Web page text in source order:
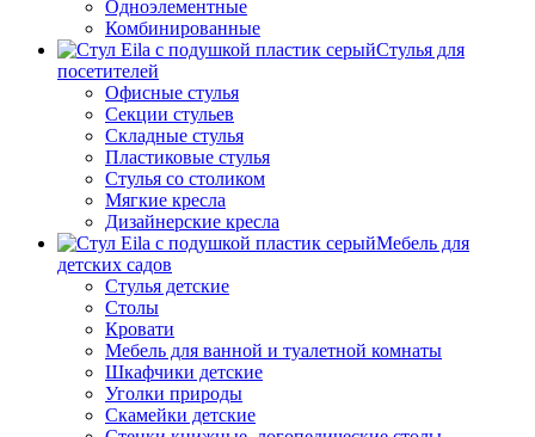
Одноэлементные
Комбинированные
Стулья для
посетителей
Офисные стулья
Секции стульев
Складные стулья
Пластиковые стулья
Стулья со столиком
Мягкие кресла
Дизайнерские кресла
Мебель для
детских садов
Стулья детские
Столы
Кровати
Мебель для ванной и туалетной комнаты
Шкафчики детские
Уголки природы
Скамейки детские